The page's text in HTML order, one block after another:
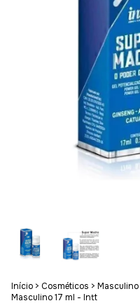
Início > Cosméticos > Masculino
Masculino 17 ml - Intt